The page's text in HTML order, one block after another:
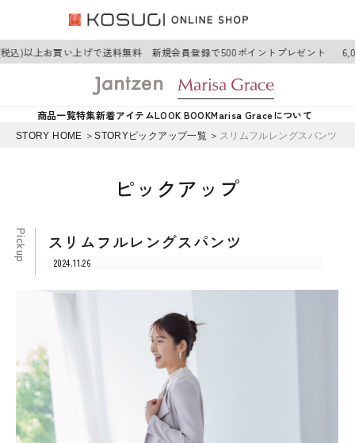
)以上お買い上げで送料無料 新規会員登録で500ポイントプレゼント
商品一覧特集新着アイテムLOOK BOOKMarisa Graceについて
STORY HOME ＞STORYピックアップ一覧 ＞ スリムフルレングスパンツ
ピックアップ
スリムフルレングスパンツ
2024.11.26